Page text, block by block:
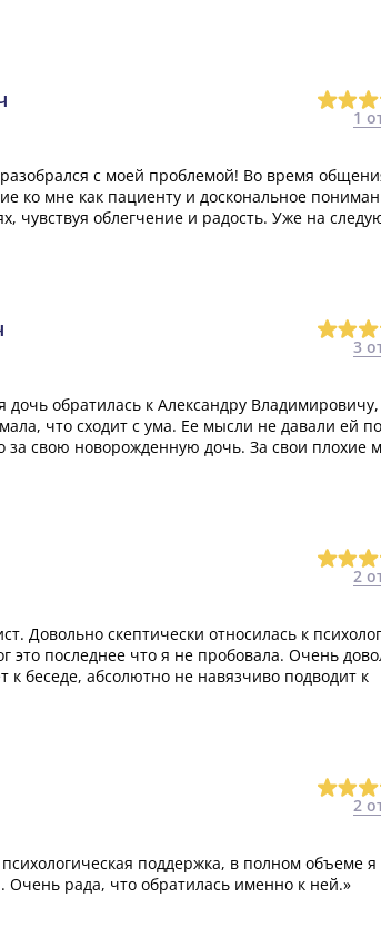
1
с моей проблемой! Во время
ко мне как пациенту и доскональное
чувствуя облегчение и радость. Уже на
3
обратилась к Александру
что сходит с ума. Ее мысли не давали ей
за свою новорожденную дочь. За свои плохие
2
Довольно скептически относилась к
это последнее что я не пробовала. Очень
к беседе, абсолютно не навязчиво подводит к
2
поддержка, в полном объеме я
рада, что обратилась именно к ней.»